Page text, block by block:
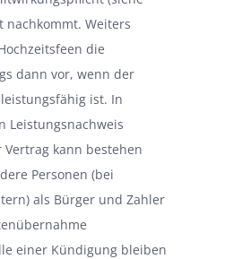
nachkommt. Weiters
die
dann vor, wenn der
ist. In
Leistungsnachweis
kann bestehen
Personen (bei
als Bürger und Zahler
einer Kündigung bleiben